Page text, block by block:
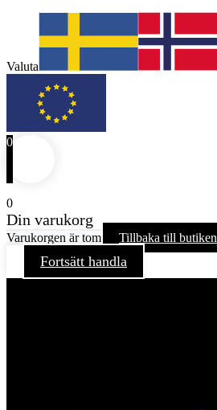
Valuta
0
0
Din varukorg
Varukorgen är tom Tillbaka till butiken
Fortsätt handla